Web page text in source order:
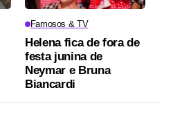
Famosos & TV
Helena fica de fora de
festa junina de
Neymar e Bruna
Biancardi